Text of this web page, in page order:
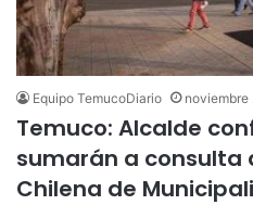
Equipo TemucoDiario noviembre
Temuco: Alcalde
sumarán a consulta
Chilena de